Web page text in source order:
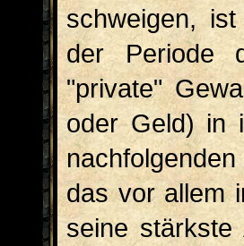
schweigen,
der Periode
"private"
oder Geld) in
das vor allem
seine